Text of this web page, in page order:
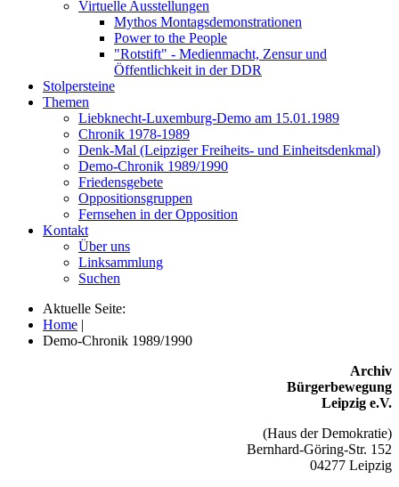
Virtuelle Ausstellungen
Mythos Montagsdemonstrationen
Power to the People
"Rotstift" - Medienmacht, Zensur und
Öffentlichkeit in der DDR
Stolpersteine
Themen
Liebknecht-Luxemburg-Demo am 15.01.1989
Chronik 1978-1989
Denk-Mal (Leipziger Freiheits- und Einheitsdenkmal)
Demo-Chronik 1989/1990
Friedensgebete
Oppositionsgruppen
Fernsehen in der Opposition
Kontakt
Über uns
Linksammlung
Suchen
Aktuelle Seite:
Home |
Demo-Chronik 1989/1990
Archiv
Bürgerbewegung
Leipzig e.V.
(Haus der Demokratie)
Bernhard-Göring-Str. 152
04277 Leipzig